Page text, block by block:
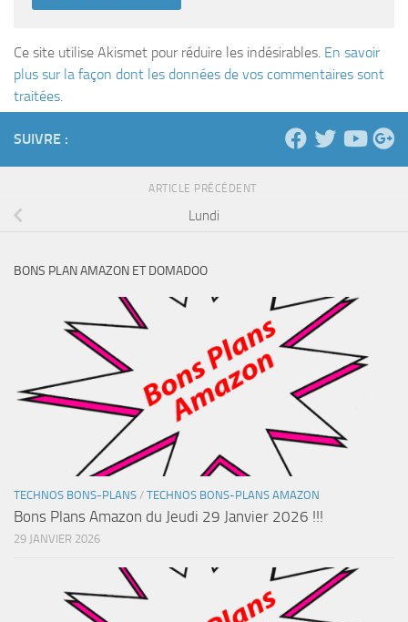
Ce site utilise Akismet pour réduire les indésirables. En savoir
plus sur la façon dont les données de vos commentaires sont
traitées.
SUIVRE :
ARTICLE PRÉCÉDENT
Lundi
BONS PLAN AMAZON ET DOMADOO
TECHNOS BONS-PLANS / TECHNOS BONS-PLANS AMAZON
Bons Plans Amazon du Jeudi 29 Janvier 2026 !!!
29 JANVIER 2026